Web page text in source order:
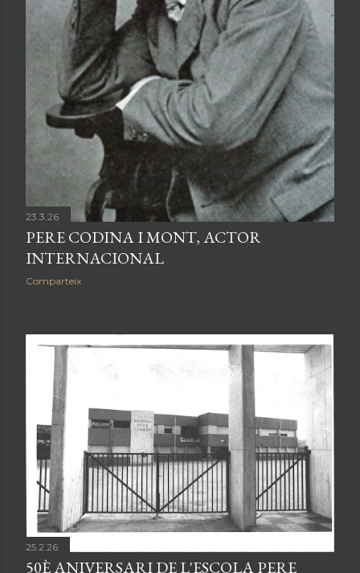
23.3.26
PERE CODINA I MONT, ACTOR
INTERNACIONAL
Comparteix
25.2.26
50È ANIVERSARI DE L'ESCOLA PERE